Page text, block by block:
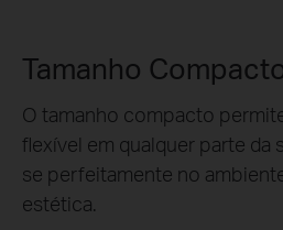
Tamanho
O tamanho compacto
flexível em qualquer parte da
se perfeitamente no
estética.